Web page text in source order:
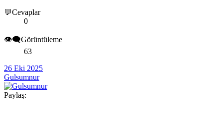
💬Cevaplar
0
👁️‍🗨️Görüntüleme
63
26 Eki 2025
Gulsumnur
Paylaş: